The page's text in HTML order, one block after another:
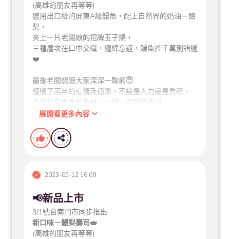
(高雄的朋友再等等)
選用出口級的屏東A級鰻魚，配上自然界的奶油－酪
梨，
夾上一片老闆娘的招牌玉子燒，
三種層次在口中交織，纏綿忘返，鰻魚控千萬別錯過
❤️
最後老闆想跟大家深深一鞠躬😇
經過了兩年的疫情及通膨，不論是人力還是房租，
乃至於最根本的食材，一坪一直堅持凍漲．
很抱歉還是擋不住這一波的物價指數💹
友。
展開看更多內容
2023-05-12 16:09
📢新品上市
3/1號台南門市同步推出
新口味－鰻梨壽司🍣
(高雄的朋友再等等)